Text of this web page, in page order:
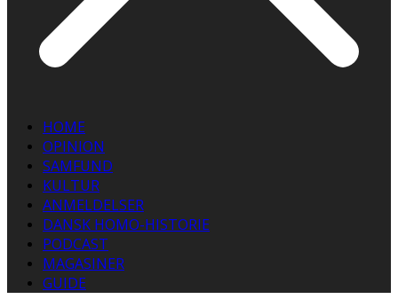
HOME
OPINION
SAMFUND
KULTUR
ANMELDELSER
DANSK HOMO-HISTORIE
PODCAST
MAGASINER
GUIDE